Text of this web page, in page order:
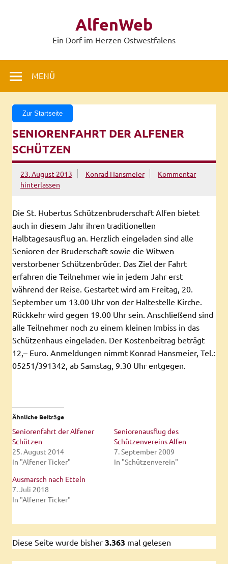
AlfenWeb
Ein Dorf im Herzen Ostwestfalens
MENÜ
Zur Startseite
SENIORENFAHRT DER ALFENER
SCHÜTZEN
23. August 2013 Konrad Hansmeier
Kommentar
hinterlassen
Die St. Hubertus Schützenbruderschaft Alfen bietet
auch in diesem Jahr ihren traditionellen
Halbtagesausflug an. Herzlich eingeladen sind alle
Senioren der Bruderschaft sowie die Witwen
verstorbener Schützenbrüder. Das Ziel der Fahrt
erfahren die Teilnehmer wie in jedem Jahr erst
während der Reise. Gestartet wird am Freitag, 20.
September um 13.00 Uhr von der Haltestelle Kirche.
Rückkehr wird gegen 19.00 Uhr sein. Anschließend sind
alle Teilnehmer noch zu einem kleinen Imbiss in das
Schützenhaus eingeladen. Der Kostenbeitrag beträgt
12,– Euro. Anmeldungen nimmt Konrad Hansmeier, Tel.:
05251/391342, ab Samstag, 9.30 Uhr entgegen.
Ähnliche Beiträge
Seniorenfahrt der Alfener
Schützen
25. August 2014
In "Alfener Ticker"
Seniorenausflug des
Schützenvereins Alfen
7. September 2009
In "Schützenverein"
Ausmarsch nach Etteln
7. Juli 2018
In "Alfener Ticker"
Diese Seite wurde bisher 3.363 mal gelesen